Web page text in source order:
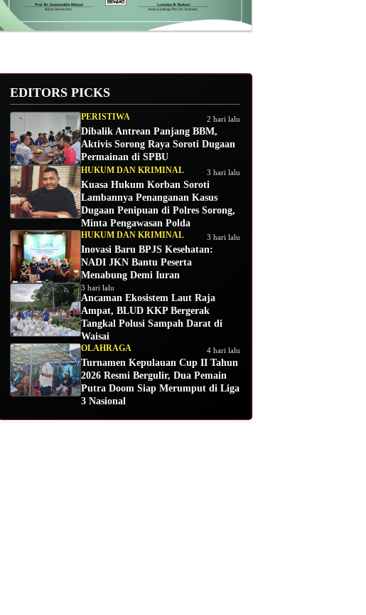
EDITORS PICKS
PERISTIWA 2 hari lalu
Dibalik Antrean Panjang BBM,
Aktivis Sorong Raya Soroti Dugaan
Permainan di SPBU
HUKUM DAN KRIMINAL 3 hari lalu
Kuasa Hukum Korban Soroti
Lambannya Penanganan Kasus
Dugaan Penipuan di Polres Sorong,
Minta Pengawasan Polda
HUKUM DAN KRIMINAL 3 hari lalu
Inovasi Baru BPJS Kesehatan:
NADI JKN Bantu Peserta
Menabung Demi Iuran
3 hari lalu
Ancaman Ekosistem Laut Raja
Ampat, BLUD KKP Bergerak
Tangkal Polusi Sampah Darat di
Waisai
OLAHRAGA 4 hari lalu
Turnamen Kepulauan Cup II Tahun
2026 Resmi Bergulir, Dua Pemain
Putra Doom Siap Merumput di Liga
3 Nasional